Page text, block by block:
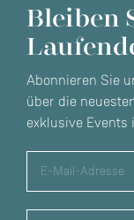
Bleiben
Abonnieren Sie
über die
exklusive Events